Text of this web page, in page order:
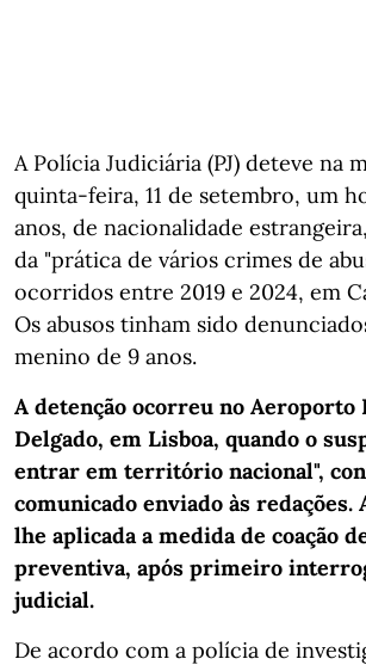
A Polícia Judiciária (PJ) deteve na
quinta-feira, 11 de setembro, um
anos, de nacionalidade
da "prática de vários crimes de
ocorridos entre 2019 e 2024, em
Os abusos tinham sido
menino de 9 anos.
A detenção ocorreu no Aeroporto
Delgado, em Lisboa, quando o
entrar em território nacional",
comunicado enviado às
lhe aplicada a medida de coação
preventiva, após primeiro
judicial.
De acordo com a polícia de